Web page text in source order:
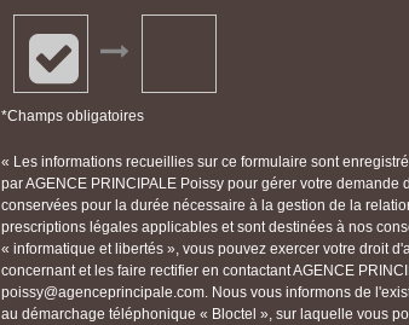
*Champs obligatoires
« Les informations recueillies sur ce formulaire sont
par AGENCE PRINCIPALE Poissy pour gérer votre demande
conservées pour la durée nécessaire à la gestion de la
prescriptions légales applicables et sont destinées à nos
« informatique et libertés », vous pouvez exercer votre droit
concernant et les faire rectifier en contactant AGENCE
poissy@agenceprincipale.com. Nous vous informons de
au démarchage téléphonique « Bloctel », sur laquelle vous